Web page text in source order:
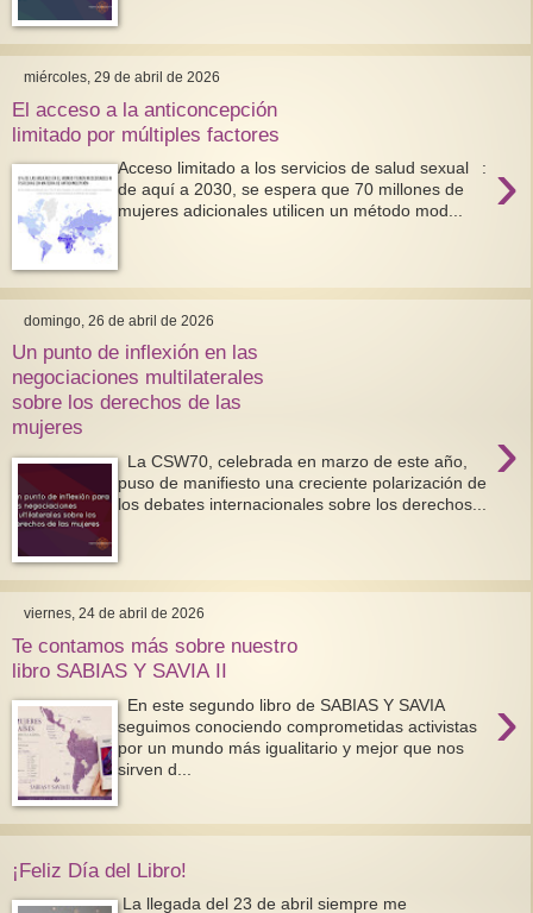
miércoles, 29 de abril de 2026
El acceso a la anticoncepción
limitado por múltiples factores
›
Acceso limitado a los servicios de salud sexual :
de aquí a 2030, se espera que 70 millones de
mujeres adicionales utilicen un método mod...
domingo, 26 de abril de 2026
Un punto de inflexión en las
negociaciones multilaterales
sobre los derechos de las
mujeres
›
La CSW70, celebrada en marzo de este año,
puso de manifiesto una creciente polarización de
los debates internacionales sobre los derechos...
viernes, 24 de abril de 2026
Te contamos más sobre nuestro
libro SABIAS Y SAVIA II
›
En este segundo libro de SABIAS Y SAVIA
seguimos conociendo comprometidas activistas
por un mundo más igualitario y mejor que nos
sirven d...
¡Feliz Día del Libro!
La llegada del 23 de abril siempre me